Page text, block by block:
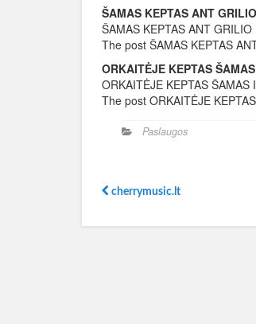
ŠAMAS KEPTAS ANT GRILIO
ŠAMAS KEPTAS ANT
The post ŠAMAS KEPTAS
ORKAITĖJE KEPTAS ŠAMAS
ORKAITĖJE KEPTAS
The post ORKAITĖJE
Paslaugos
cherrymusic.lt